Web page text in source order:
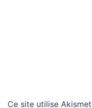
Ce site utilise